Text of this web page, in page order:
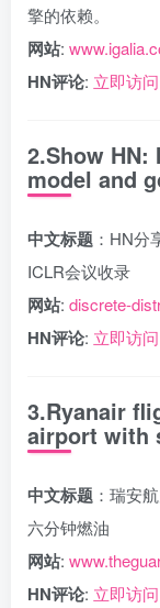
擎的依赖。
网站:
HN评论: 立即访问
2.Show HN:
model and
中文标题 ：HN
ICLR会议收录
网站: discrete-
HN评论: 立即访问
3.Ryanair
airport with
中文标题 ：瑞安
六分钟燃油
网站:
HN评论: 立即访问